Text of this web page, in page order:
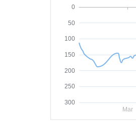
0
50
100
150
200
250
300
Mar